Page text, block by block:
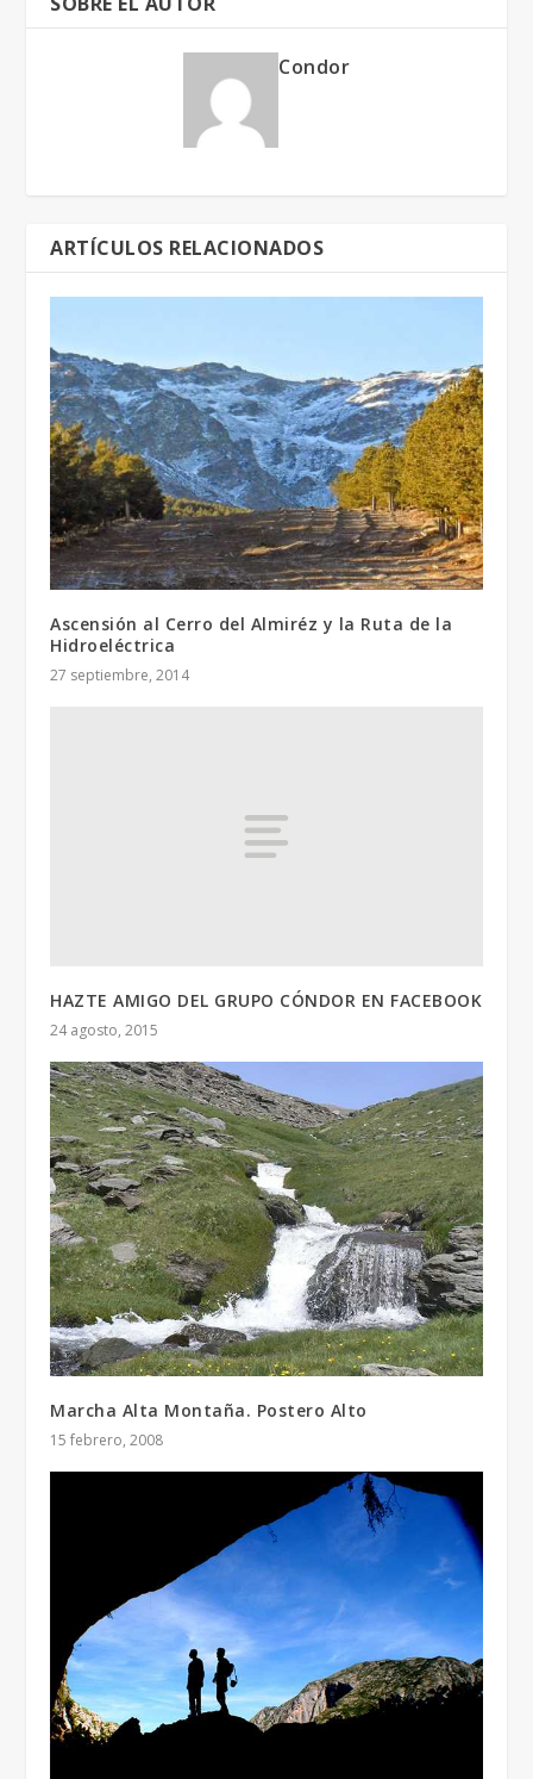
Condor
ARTÍCULOS RELACIONADOS
Ascensión al Cerro del Almiréz y la Ruta de la
Hidroeléctrica
27 septiembre, 2014
HAZTE AMIGO DEL GRUPO CÓNDOR EN FACEBOOK
24 agosto, 2015
Marcha Alta Montaña. Postero Alto
15 febrero, 2008